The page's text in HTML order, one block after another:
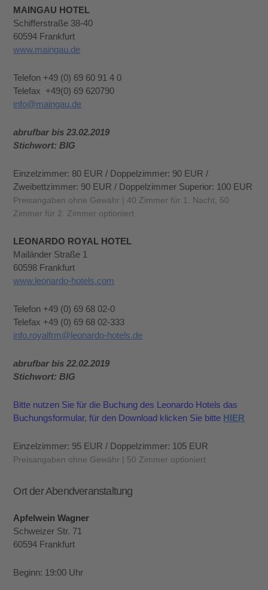
MAINGAU HOTEL
Schifferstraße 38-40
60594 Frankfurt
www.maingau.de
Telefon +49 (0) 69 60 91 4 0
Telefax +49(0) 69 620790
info@maingau.de
abrufbar bis 23.02.2019
Stichwort: BIG
Einzelzimmer: 80 EUR / Doppelzimmer: 90 EUR /
Zweibettzimmer: 90 EUR / Doppelzimmer Superior: 100 EUR
Preisangaben ohne Gewähr | 40 Zimmer für 1. Nacht, 50
Zimmer für 2. Zimmer optioniert
LEONARDO ROYAL HOTEL
Mailänder Straße 1
60598 Frankfurt
www.leonardo-hotels.com
Telefon +49 (0) 69 68 02-0
Telefax +49 (0) 69 68 02-333
info.royalfrm@leonardo-hotels.de
abrufbar bis 22.02.2019
Stichwort: BIG
Bitte nutzen Sie für die Buchung des Leonardo Hotels das
Buchungsformular, für den Download klicken Sie bitte HIER
Einzelzimmer: 95 EUR / Doppelzimmer: 105 EUR
Preisangaben ohne Gewähr | 50 Zimmer optioniert
Ort der Abendveranstaltung
Apfelwein Wagner
Schweizer Str. 71
60594 Frankfurt
Beginn: 19:00 Uhr